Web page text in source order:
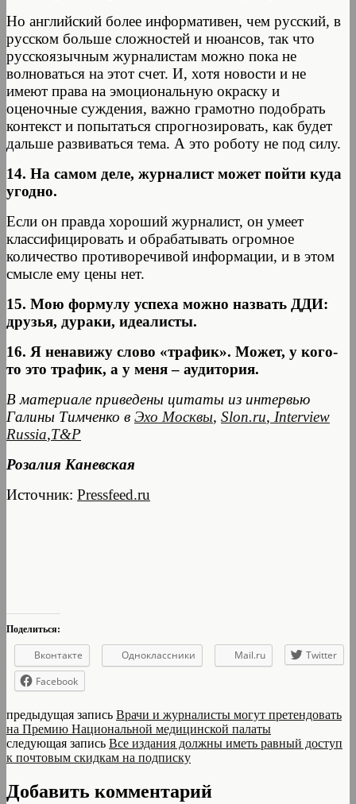
Но английский более информативен, чем русский, в
русском больше сложностей и нюансов, так что
русскоязычным журналистам можно пока не
волноваться на этот счет. И, хотя новости и не
имеют права на эмоциональную окраску и
оценочные суждения, важно грамотно подобрать
контекст и попытаться спрогнозировать, как будет
дальше развиваться тема. А это роботу не под силу.
14. На самом деле, журналист может пойти куда
угодно.
Если он правда хороший журналист, он умеет
классифицировать и обрабатывать огромное
количество противоречивой информации, и в этом
смысле ему цены нет.
15. Мою формулу успеха можно назвать ДДИ:
друзья, дураки, идеалисты.
16. Я ненавижу слово «трафик». Может, у кого-
то это трафик, а у меня – аудитория.
В материале приведены цитаты из интервью
Галины Тимченко в Эхо Москвы, Slon.ru, Interview
Russia,T&P
Розалия Каневская
Источник: Pressfeed.ru
Поделиться:
Вконтакте Одноклассники Mail.ru
Twitter
Facebook
предыдущая запись Врачи и журналисты могут претендовать
на Премию Национальной медицинской палаты
следующая запись Все издания должны иметь равный доступ
к почтовым скидкам на подписку
Добавить комментарий